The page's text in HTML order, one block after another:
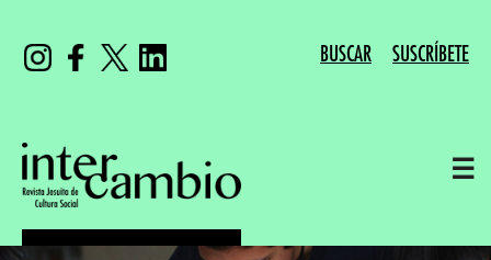
BUSCAR SUSCRÍBETE
☰